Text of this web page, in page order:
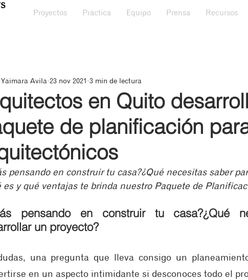
Proyectos Práctica Equipo Prensa Recursos
en Quito
de planificación
Yaimara Avila 23 nov 2021 3 min de lectura
pensando en construir tu casa?¿Qué necesitas saber
es y qué ventajas te brinda nuestro Paquete de
pensando en construir tu casa?¿Qué
un proyecto?
una pregunta que lleva consigo un
en un aspecto intimidante si desconoces todo el